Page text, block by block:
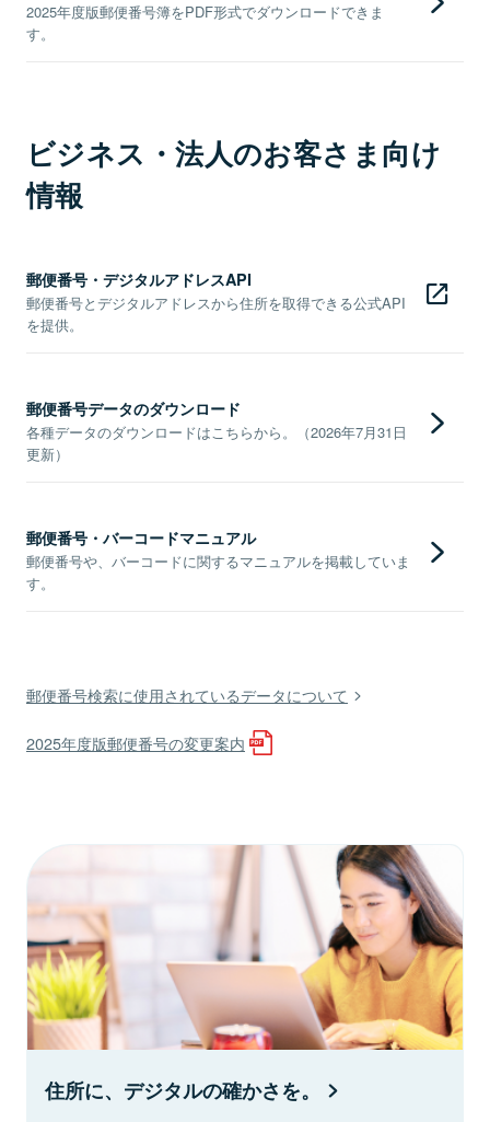
2025年度版郵便番号簿をPDF形式でダウンロードできま
す。
ビジネス・法人のお客さま向け
情報
郵便番号・デジタルアドレスAPI
郵便番号とデジタルアドレスから住所を取得できる公式API
を提供。
郵便番号データのダウンロード
各種データのダウンロードはこちらから。（2026年7月31日
更新）
郵便番号・バーコードマニュアル
郵便番号や、バーコードに関するマニュアルを掲載していま
す。
郵便番号検索に使用されているデータについて
2025年度版郵便番号の変更案内
住所に、デジタルの確かさを。